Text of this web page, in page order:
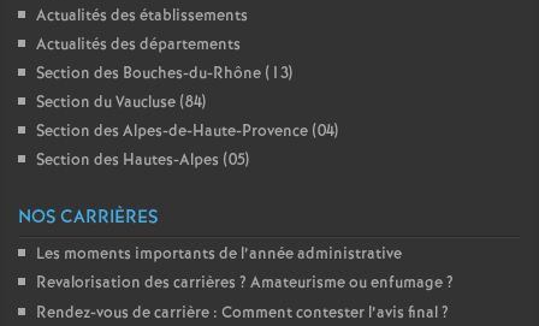
Actualités des établissements
Actualités des départements
Section des Bouches-du-Rhône (13)
Section du Vaucluse (84)
Section des Alpes-de-Haute-Provence (04)
Section des Hautes-Alpes (05)
NOS CARRIÈRES
Les moments importants de l’année administrative
Revalorisation des carrières ? Amateurisme ou enfumage?
Rendez-vous de carrière : Comment contester l’avis final?